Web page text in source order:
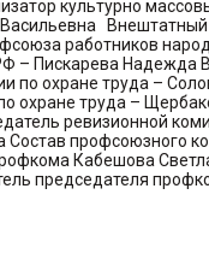
культурно
Внештатный
работников
– Пискарева Надежда
по охране труда –
охране труда –
ревизионной
Состав профсоюзного
Кабешова
председателя